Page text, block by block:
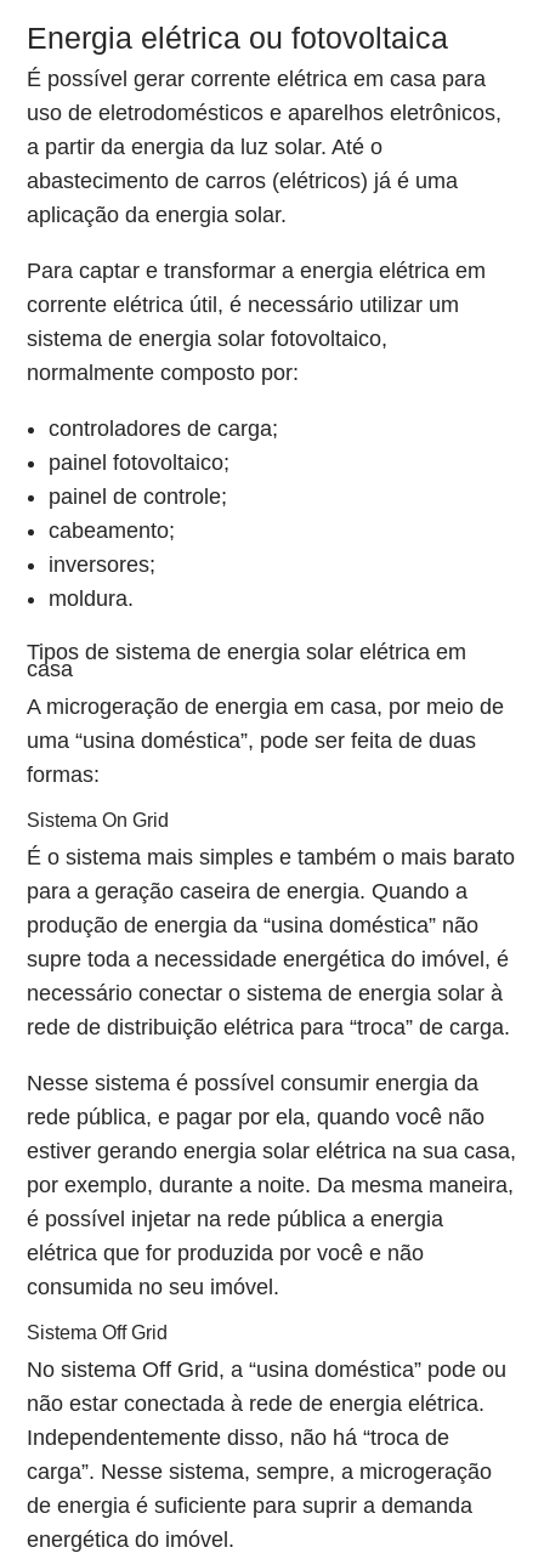
Energia elétrica ou fotovoltaica
É possível gerar corrente elétrica em casa para
uso de eletrodomésticos e aparelhos eletrônicos,
a partir da energia da luz solar. Até o
abastecimento de carros (elétricos) já é uma
aplicação da energia solar.
Para captar e transformar a energia elétrica em
corrente elétrica útil, é necessário utilizar um
sistema de energia solar fotovoltaico,
normalmente composto por:
controladores de carga;
painel fotovoltaico;
painel de controle;
cabeamento;
inversores;
moldura.
Tipos de sistema de energia solar elétrica em
casa
A microgeração de energia em casa, por meio de
uma “usina doméstica”, pode ser feita de duas
formas:
Sistema On Grid
É o sistema mais simples e também o mais barato
para a geração caseira de energia. Quando a
produção de energia da “usina doméstica” não
supre toda a necessidade energética do imóvel, é
necessário conectar o sistema de energia solar à
rede de distribuição elétrica para “troca” de carga.
Nesse sistema é possível consumir energia da
rede pública, e pagar por ela, quando você não
estiver gerando energia solar elétrica na sua casa,
por exemplo, durante a noite. Da mesma maneira,
é possível injetar na rede pública a energia
elétrica que for produzida por você e não
consumida no seu imóvel.
Sistema Off Grid
No sistema Off Grid, a “usina doméstica” pode ou
não estar conectada à rede de energia elétrica.
Independentemente disso, não há “troca de
carga”. Nesse sistema, sempre, a microgeração
de energia é suficiente para suprir a demanda
energética do imóvel.